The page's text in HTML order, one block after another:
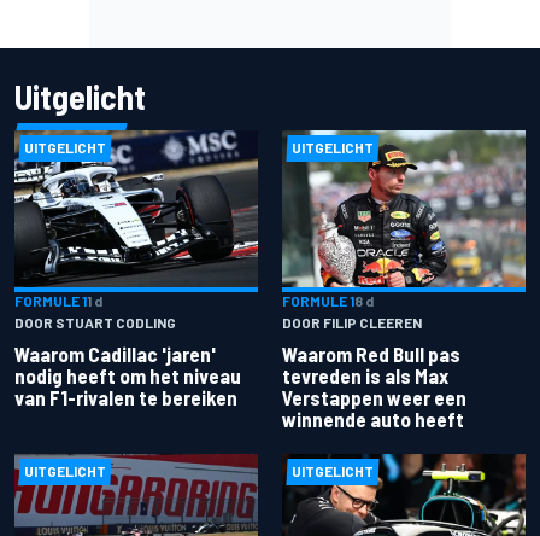
Uitgelicht
UITGELICHT
FORMULE 11 d
DOOR STUART CODLING
Waarom Cadillac 'jaren'
nodig heeft om het niveau
van F1-rivalen te bereiken
UITGELICHT
FORMULE 18 d
DOOR FILIP CLEEREN
Waarom Red Bull pas
tevreden is als Max
Verstappen weer een
winnende auto heeft
UITGELICHT UITGELICHT